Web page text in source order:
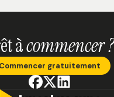
àcommencer ?
Commencer gratuitement